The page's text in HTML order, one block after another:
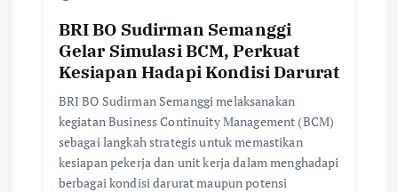
BRI BO Sudirman Semanggi
Gelar Simulasi BCM, Perkuat
Kesiapan Hadapi Kondisi Darurat
BRI BO Sudirman Semanggi melaksanakan
kegiatan Business Continuity Management (BCM)
sebagai langkah strategis untuk memastikan
kesiapan pekerja dan unit kerja dalam menghadapi
berbagai kondisi darurat maupun potensi